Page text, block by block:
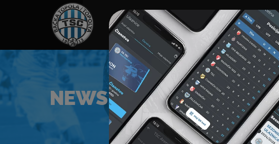
HOME SPONZORI NEWS GALERIJE A TIM
NEWS